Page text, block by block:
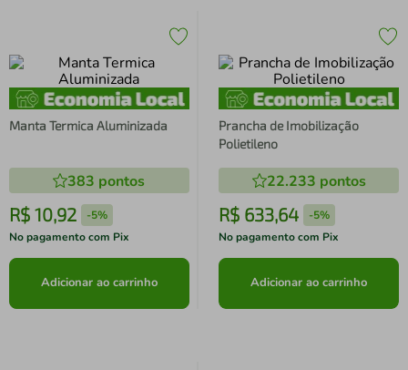
Manta Termica Aluminizada
383 pontos
R$ 10,92 -5%
No pagamento com Pix
Adicionar ao carrinho
Prancha de Imobilização
Polietileno
22.233 pontos
R$ 633,64 -5%
No pagamento com Pix
Adicionar ao carrinho